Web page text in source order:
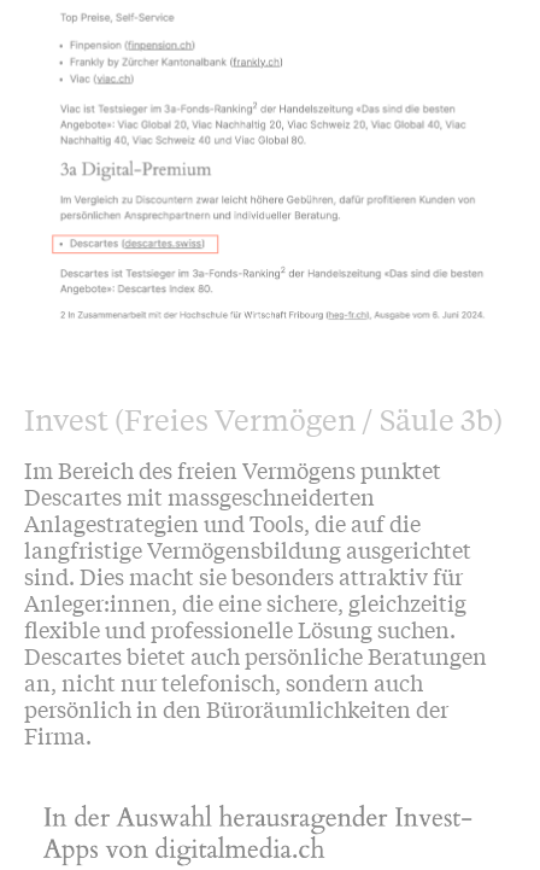
Invest (Freies Vermögen / Säule 3b)
Im Bereich des freien Vermögens punktet
Descartes mit massgeschneiderten
Anlagestrategien und Tools, die auf die
langfristige Vermögensbildung ausgerichtet
sind. Dies macht sie besonders attraktiv für
Anleger:innen, die eine sichere, gleichzeitig
flexible und professionelle Lösung suchen.
Descartes bietet auch persönliche Beratungen
an, nicht nur telefonisch, sondern auch
persönlich in den Büroräumlichkeiten der
Firma.